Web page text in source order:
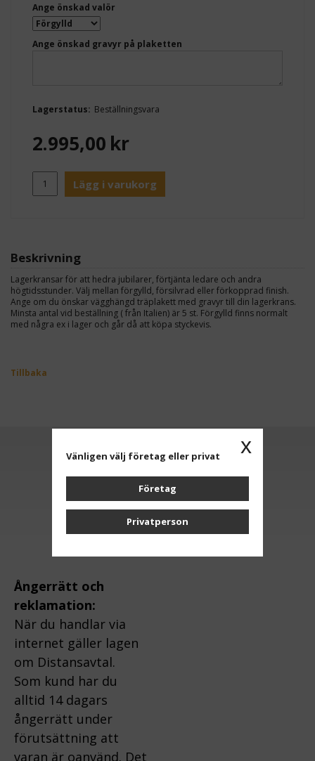
Ange önskad valör
Ange önskad gravyr på plaketten
Lagerstatus: Beställningsvara
2.995,00 kr
Lägg i varukorg
Beskrivning
Lagerkransar för att hedra jubilarer, förtjänta ledare och andra
högtidsstunder. Välj mellan förgylld, försilvrad eller förkopprad finish.
Ange om du önskar vägghängd träplakett med gravyr till din lagerkrans.
Minsta antal vid beställning ( från Italien) är 5 st. Förgylld finns normalt
med några ex i lager och går då att köpa styckevis.
Tillbaka
Anmäl dig till vårt nyhetsbrev
OK
Ångerrätt och
reklamation:
När du handlar via
internet gäller lagen
om Distansavtal.
Som kund har du
alltid 14 dagars
ångerrätt under
förutsättning att
varan är oanvänd. Det
x
Vänligen välj företag eller privat
Företag
Privatperson